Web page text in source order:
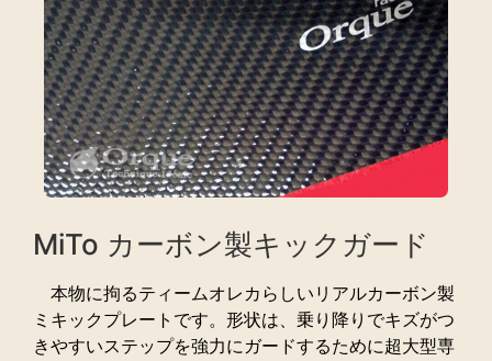
MiTo カーボン製キックガード
本物に拘るティームオレカらしいリアルカーボン製
ミキックプレートです。形状は、乗り降りでキズがつ
きやすいステップを強力にガードするために超大型専